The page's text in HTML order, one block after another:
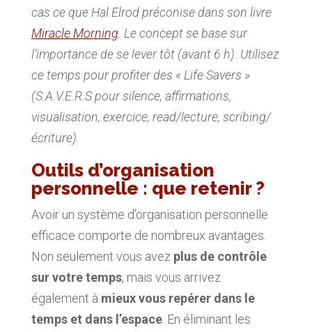
cas ce que Hal Elrod préconise dans son livre
Miracle Morning. Le concept se base sur
l’importance de se lever tôt (avant 6 h). Utilisez
ce temps pour profiter des « Life Savers »
(S.A.V.E.R.S pour silence, affirmations,
visualisation, exercice, read/lecture, scribing/
écriture).
Outils d’organisation
personnelle : que retenir ?
Avoir un système d’organisation personnelle
efficace comporte de nombreux avantages.
Non seulement vous avez plus de contrôle
sur votre temps, mais vous arrivez
également à mieux vous repérer dans le
temps et dans l’espace. En éliminant les